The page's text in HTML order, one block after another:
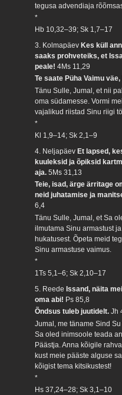
tegusa advendiaja
*
Hb 10,32–39; Sk 1,7–17
3. KolmapäevKes küll
saaks prohveteiks, et
peale!4Ms 11,29
Te saate Püha Vaimu
Tänu Sulle, Jumal, et nii
oma südamesse. Vormi
vajalikud riistad Sinu riigi
*
Kl 1,9–14; Sk 2,1–9
4. NeljapäevEt lapsed,
kuuleksid ja õpiksid
aja.5Ms 31,13
Teie, isad, ärge ärritage
neid juhatamise ja
6,4
Tänu Sulle, Jumal, et Sa
ilmutama Sinu armastust
hukatusest. Õpeta meid
Sinu armastuse vaimus.
*
1Ts 5,1–6; Sk 2,10–17
5. ReedeIssand, näita
oma abi! Ps 85,8
Õndsus tuleb juutidelt.Jh
Jumal, me täname Sind
Sa oled inimsoole teada
Päästja. Anna kõigile
kust meie pääste alguse
kõigist tema kitsikustest!
*
Hs 37,24–28; Sk 3,1–10